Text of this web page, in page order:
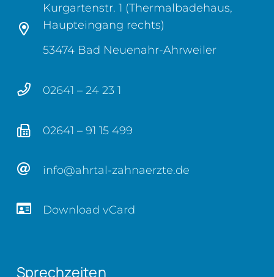
Kurgartenstr. 1 (Thermalbadehaus,
Haupteingang rechts)
53474 Bad Neuenahr-Ahrweiler
02641 – 24 23 1
02641 – 91 15 499
info@ahrtal-zahnaerzte.de
Download vCard
Sprechzeiten